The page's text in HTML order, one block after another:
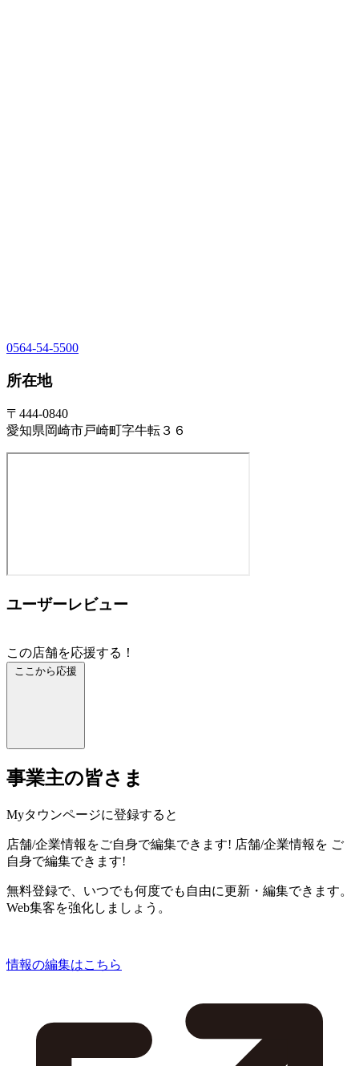
0564-54-5500
所在地
〒444-0840
愛知県岡崎市戸崎町字牛転３６
ユーザーレビュー
この店舗を応援する！
ここから応援
事業主の皆さま
Myタウンページに登録すると
店舗/企業情報をご自身で編集できます! 店舗/企業情報を ご
自身で編集できます!
無料登録で、いつでも何度でも自由に更新・編集できます。
Web集客を強化しましょう。
情報の編集はこちら